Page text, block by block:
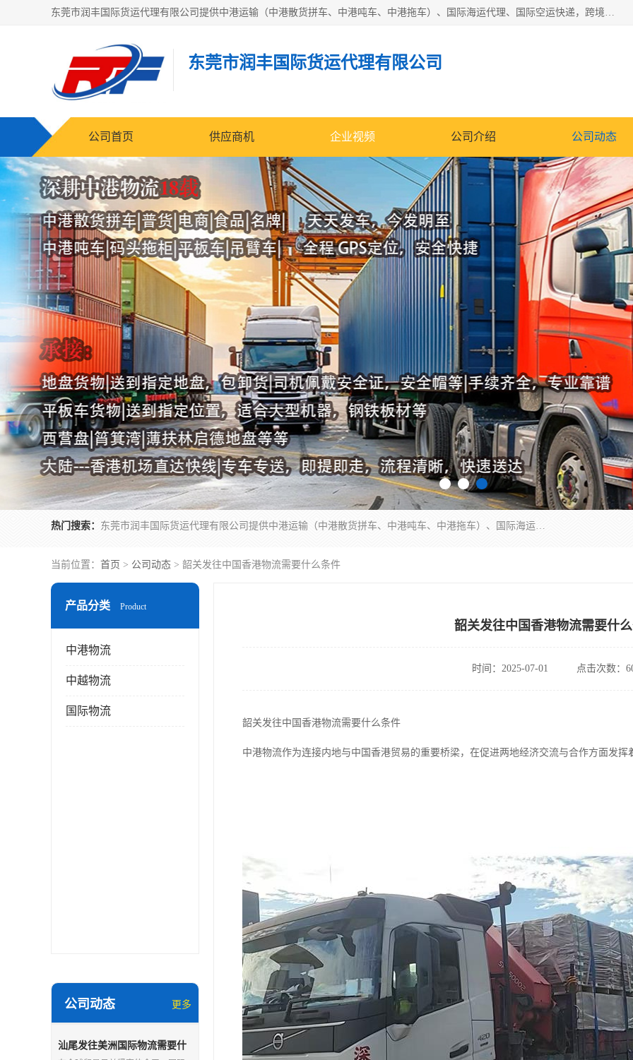
东莞市润丰国际货运代理有限公司提供中港运输（中港散货拼车、中港吨车、中港拖车）、国际海运代理、国际空运快递，跨境电商，亚马逊FBA，国内物流园服务，进出口报关，仓储，提供给客户整套运输解决方案和增值服务
东莞市润丰国际货运代理有限公司
公司首页 供应商机 企业视频 公司介绍 公司动态
热门搜索： 东莞市润丰国际货运代理有限公司提供中港运输（中港散货拼车、中港吨车、中港拖车）、国际海运代理、国际空运快递，跨境电商，亚马逊FBA，国内物流园服务，进出口报关，仓储，提供给客户整套运输解决方案和增值服务
当前位置： 首页 > 公司动态 > 韶关发往中国香港物流需要什么条件
产品分类 Product
中港物流
中越物流
国际物流
公司动态 更多
汕尾发往美洲国际物流需要什
韶关发往中国香港物流需要什
时间：2025-07-01 点击次数：
韶关发往中国香港物流需要什么条件
中港物流作为连接内地与中国香港贸易的重要桥梁，在促进两地经济交流与合作方面发挥